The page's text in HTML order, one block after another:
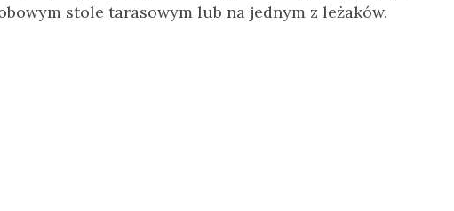
stole tarasowym lub na jednym z leżaków.